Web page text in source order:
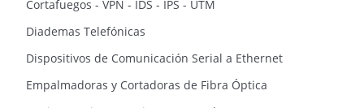
Cortafuegos - VPN - IDS - IPS - UTM
Diademas Telefónicas
Dispositivos de Comunicación Serial a Ethernet
Empalmadoras y Cortadoras de Fibra Óptica